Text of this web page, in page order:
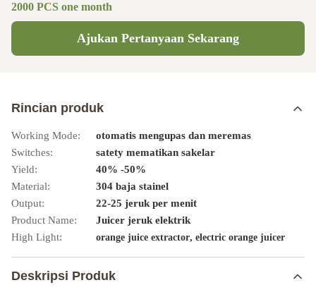
2000 PCS one month
Ajukan Pertanyaan Sekarang
Rincian produk
Working Mode:
otomatis mengupas dan meremas
Switches:
satety mematikan sakelar
Yield:
40% -50%
Material:
304 baja stainel
Output:
22-25 jeruk per menit
Product Name:
Juicer jeruk elektrik
High Light:
orange juice extractor, electric orange juicer
Deskripsi Produk